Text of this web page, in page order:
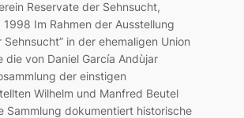
Reservate der Sehnsucht,
1998 Im Rahmen der Ausstellung
Sehnsucht” in der ehemaligen Union
die von Daniel García Andùjar
der einstigen
Wilhelm und Manfred Beutel
Sammlung dokumentiert historische